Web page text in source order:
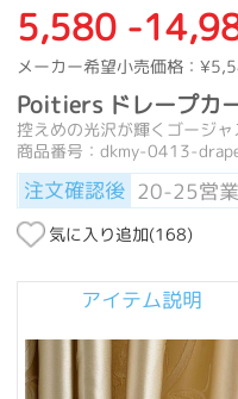
5,580 -
メーカー希望小売価格：
Poitiers ドレープカ
控えめの光沢が輝くゴージ
商品番号：dkmy-0413-
注文確認後 20-25営業
気に入り追加(168)
アイテム説明